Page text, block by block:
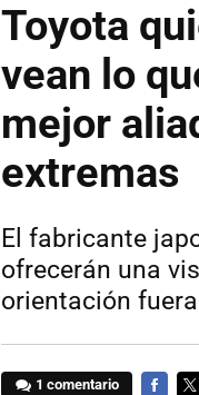
Toyota
vean lo
mejor
extremas
El fabricante
ofrecerán una
orientación
1 comentario